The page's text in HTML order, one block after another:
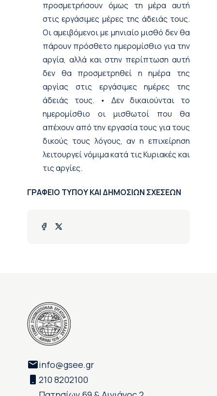
προσμετρήσουν όμως τη μέρα αυτή
στις εργάσιμες μέρες της άδειάς τους.
Οι αμειβόμενοι με μηνιαίο μισθό δεν θα
πάρουν πρόσθετο ημερομίσθιο για την
αργία, αλλά και στην περίπτωση αυτή
δεν θα προσμετρηθεί η ημέρα της
αργίας στις εργάσιμες ημέρες της
άδειάς τους. • Δεν δικαιούνται το
ημερομίσθιο οι μισθωτοί που θα
απέχουν από την εργασία τους για τους
δικούς τους λόγους, αν η επιχείρηση
λειτουργεί νόμιμα κατά τις Κυριακές και
τις αργίες.
ΓΡΑΦΕΙΟ ΤΥΠΟΥ ΚΑΙ ΔΗΜΟΣΙΩΝ ΣΧΕΣΕΩΝ
info@gsee.gr
210 8202100